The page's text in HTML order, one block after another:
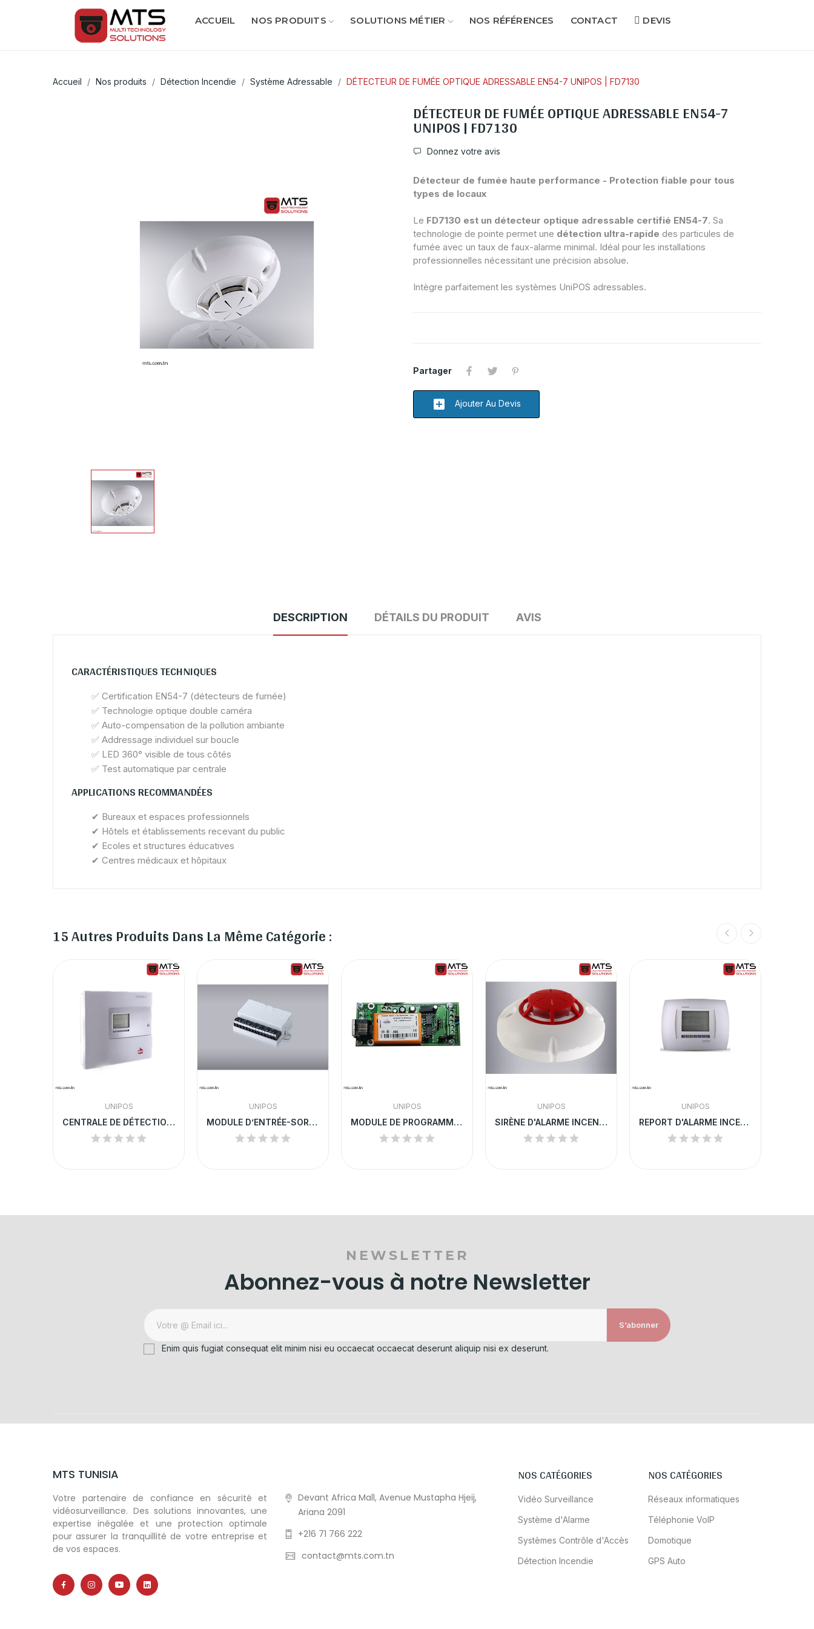
ACCUEIL NOS PRODUITS SOLUTIONS MÉTIER NOS RÉFÉRENCES CONTACT DEVIS
Accueil Nos produits Détection Incendie Système Adressable DÉTECTEUR DE FUMÉE OPTIQUE ADRESSABLE EN54-7 UNIPOS | FD7130
DÉTECTEUR DE FUMÉE OPTIQUE ADRESSABLE EN54-7
UNIPOS | FD7130
Donnez votre avis
Détecteur de fumée haute performance - Protection fiable pour tous
types de locaux
Le FD7130 est un détecteur optique adressable certifié EN54-7. Sa
technologie de pointe permet une détection ultra-rapide des particules de
fumée avec un taux de faux-alarme minimal. Idéal pour les installations
professionnelles nécessitant une précision absolue.
Intègre parfaitement les systèmes UniPOS adressables.
Partager
add_box Ajouter Au Devis
DESCRIPTION DÉTAILS DU PRODUIT AVIS
CARACTÉRISTIQUES TECHNIQUES
✅ Certification EN54-7 (détecteurs de fumée)
✅ Technologie optique double caméra
✅ Auto-compensation de la pollution ambiante
✅ Addressage individuel sur boucle
✅ LED 360° visible de tous côtés
✅ Test automatique par centrale
APPLICATIONS RECOMMANDÉES
✔ Bureaux et espaces professionnels
✔ Hôtels et établissements recevant du public
✔ Ecoles et structures éducatives
✔ Centres médicaux et hôpitaux
15 Autres Produits Dans La Même Catégorie :
UNIPOS
CENTRALE DE DÉTECTION INCENDIE ADRESSABLE...
UNIPOS
MODULE D’ENTRÉE-SORTIE UNIPOS | FD7203(1E/1S)
UNIPOS
MODULE DE PROGRAMMATION RSLAN | CENTRALE...
UNIPOS
SIRÈNE D'ALARME INCENDIE ADRESSABLE AVEC FLASH...
UNIPOS
REPORT D'ALARME INCENDIE POUR LES CENTRALES...
NEWSLETTER
Abonnez-vous à notre Newsletter
S’abonner
Enim quis fugiat consequat elit minim nisi eu occaecat occaecat deserunt aliquip nisi ex deserunt.
MTS TUNISIA
Votre partenaire de confiance en sécurité et
vidéosurveillance. Des solutions innovantes, une
expertise inégalée et une protection optimale
pour assurer la tranquillité de votre entreprise et
de vos espaces.
Devant Africa Mall, Avenue Mustapha Hjeij,
Ariana 2091
+216 71 766 222
contact@mts.com.tn
NOS CATÉGORIES
Vidéo Surveillance
Système d'Alarme
Systèmes Contrôle d'Accès
Détection Incendie
NOS CATÉGORIES
Réseaux informatiques
Téléphonie VoIP
Domotique
GPS Auto